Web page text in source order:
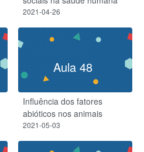
2021-04-26
Aula 48
Influência dos fatores
abióticos nos animais
2021-05-03